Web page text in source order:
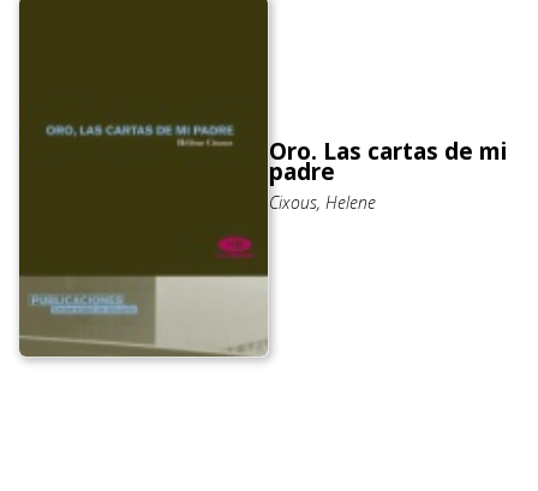
Oro. Las cartas de mi
padre
Cixous, Helene